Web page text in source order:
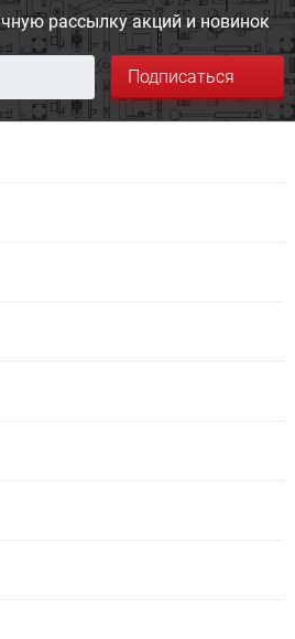
рассылку акций и новинок
Подписаться